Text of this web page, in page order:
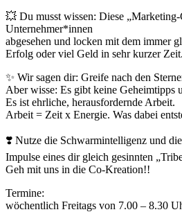
💥 Du musst wissen: Diese
Unternehmer*innen
abgesehen und locken mit dem immer
Erfolg oder viel Geld in sehr kurzer Zeit.
✨ Wir sagen dir: Greife nach den
Aber wisse: Es gibt keine Geheimtipps
Es ist ehrliche, herausfordernde Arbeit.
Arbeit = Zeit x Energie. Was dabei
❣️ Nutze die Schwarmintelligenz und
Impulse eines dir gleich gesinnten
Geh mit uns in die Co-Kreation!!
Termine:
wöchentlich Freitags von 7.00 – 8.30